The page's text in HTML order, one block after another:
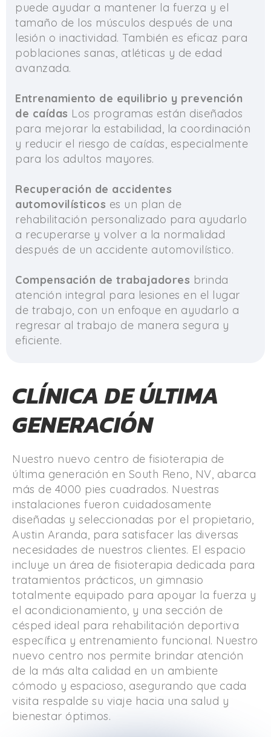
puede ayudar a mantener la fuerza y ​​el
tamaño de los músculos después de una
lesión o inactividad. También es eficaz para
poblaciones sanas, atléticas y de edad
avanzada.
Entrenamiento de equilibrio y prevención
de caídas Los programas están diseñados
para mejorar la estabilidad, la coordinación
y reducir el riesgo de caídas, especialmente
para los adultos mayores.
Recuperación de accidentes
automovilísticos es un plan de
rehabilitación personalizado para ayudarlo
a recuperarse y volver a la normalidad
después de un accidente automovilístico.
Compensación de trabajadores brinda
atención integral para lesiones en el lugar
de trabajo, con un enfoque en ayudarlo a
regresar al trabajo de manera segura y
eficiente.
CLÍNICA DE ÚLTIMA
GENERACIÓN
Nuestro nuevo centro de fisioterapia de
última generación en South Reno, NV, abarca
más de 4000 pies cuadrados. Nuestras
instalaciones fueron cuidadosamente
diseñadas y seleccionadas por el propietario,
Austin Aranda, para satisfacer las diversas
necesidades de nuestros clientes. El espacio
incluye un área de fisioterapia dedicada para
tratamientos prácticos, un gimnasio
totalmente equipado para apoyar la fuerza y
​​el acondicionamiento, y una sección de
césped ideal para rehabilitación deportiva
específica y entrenamiento funcional. Nuestro
nuevo centro nos permite brindar atención
de la más alta calidad en un ambiente
cómodo y espacioso, asegurando que cada
visita respalde su viaje hacia una salud y
bienestar óptimos.